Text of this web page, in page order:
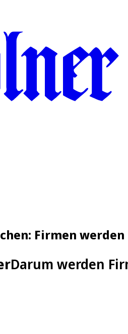
Firmen
Darum werden